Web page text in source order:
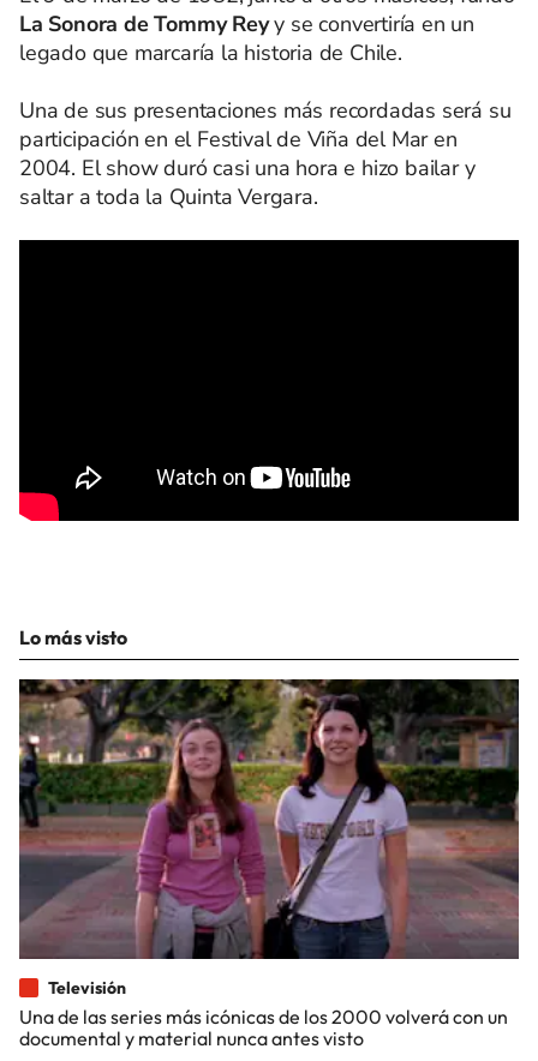
La Sonora de Tommy Reyy se convertiría en un
legado que marcaría la historia de Chile.
Una de sus presentaciones más recordadas será su
participación en el Festival de Viña del Mar en
2004. El show duró casi una hora e hizo bailar y
saltar a toda la Quinta Vergara.
Lo más visto
Televisión
Una de las series más icónicas de los 2000 volverá con un
documental y material nunca antes visto